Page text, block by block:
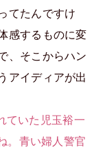
てたんですけ
感するものに変
、そこからハン
アイディアが出
ていた児玉裕一
。青い婦人警官